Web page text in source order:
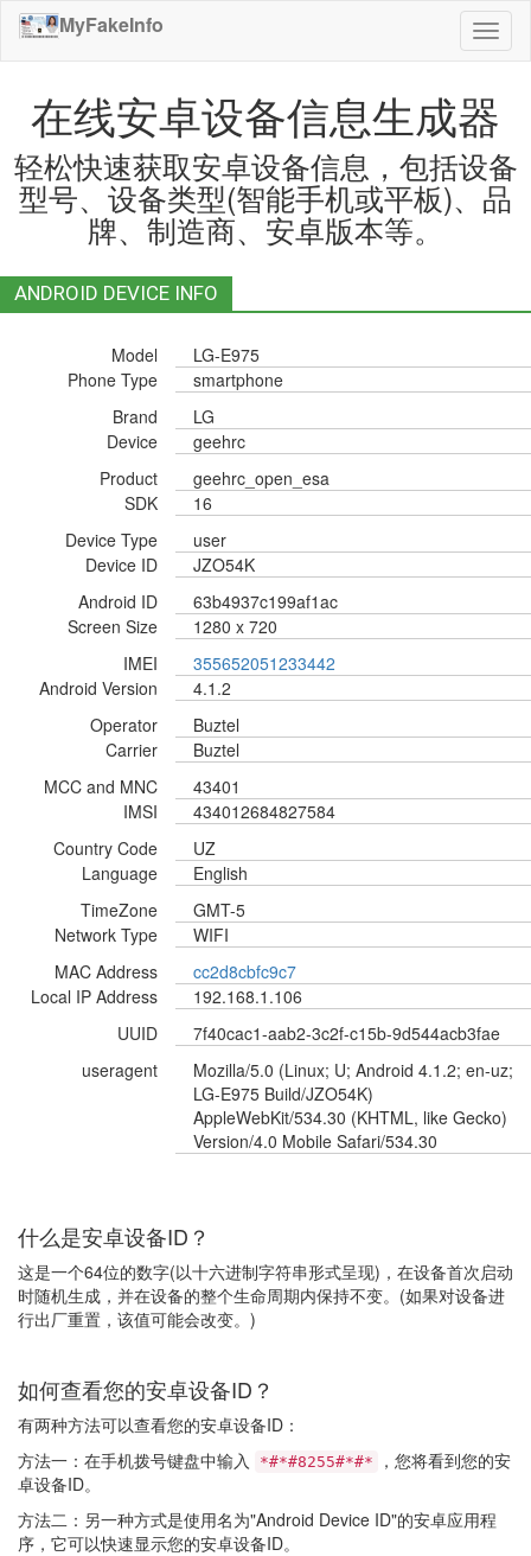
切
换
航
MyFakeInfo
在线安卓设备信息生成器
轻松快速获取安卓设备信息，包括设备
型号、设备类型(智能手机或平板)、品
牌、制造商、安卓版本等。
ANDROID DEVICE INFO
Model
LG-E975
Phone Type
smartphone
Brand
LG
Device
geehrc
Product
geehrc_open_esa
SDK
16
Device Type
user
Device ID
JZO54K
Android ID
63b4937c199af1ac
Screen Size
1280 x 720
IMEI
355652051233442
Android Version
4.1.2
Operator
Buztel
Carrier
Buztel
MCC and MNC
43401
IMSI
434012684827584
Country Code
UZ
Language
English
TimeZone
GMT-5
Network Type
WIFI
MAC Address
cc2d8cbfc9c7
Local IP Address
192.168.1.106
UUID
7f40cac1-aab2-3c2f-c15b-9d544acb3fae
useragent
Mozilla/5.0 (Linux; U; Android 4.1.2; en-uz;
LG-E975 Build/JZO54K)
AppleWebKit/534.30 (KHTML, like Gecko)
Version/4.0 Mobile Safari/534.30
什么是安卓设备ID？
这是一个64位的数字(以十六进制字符串形式呈现)，在设备首次启动
时随机生成，并在设备的整个生命周期内保持不变。(如果对设备进
行出厂重置，该值可能会改变。)
如何查看您的安卓设备ID？
有两种方法可以查看您的安卓设备ID：
方法一：在手机拨号键盘中输入
*#*#8255#*#*
，您将看到您的安
卓设备ID。
方法二：另一种方式是使用名为"Android Device ID"的安卓应用程
序，它可以快速显示您的安卓设备ID。